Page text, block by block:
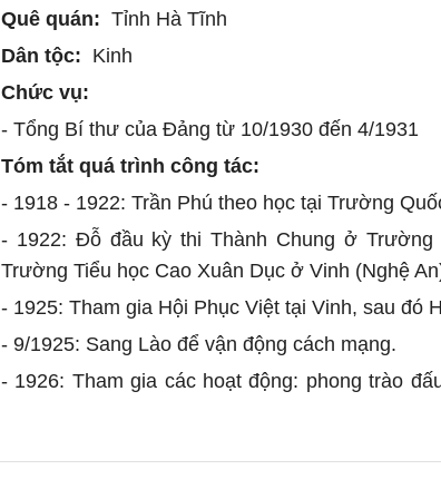
Quê quán: Tỉnh Hà Tĩnh
Dân tộc: Kinh
Chức vụ:
- Tổng Bí thư của Đảng từ 10/1930 đến 4/1931
Tóm tắt quá trình công tác:
- 1918 - 1922: Trần Phú theo học tại Trường
- 1922: Đỗ đầu kỳ thi Thành Chung ở
Trường Tiểu học Cao Xuân Dục ở Vinh (Nghệ
- 1925: Tham gia Hội Phục Việt tại Vinh, sau đó
- 9/1925: Sang Lào để vận động cách mạng.
- 1926: Tham gia các hoạt động: phong trào